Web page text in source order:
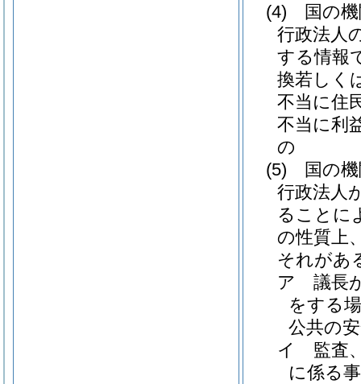
(4)
国の
行政法人
する情報
換若しく
不当に住
不当に利
の
(5)
国の
行政法人
ることに
の性質上
それがあ
ア
議長
をする
公共の
イ
監査
に係る